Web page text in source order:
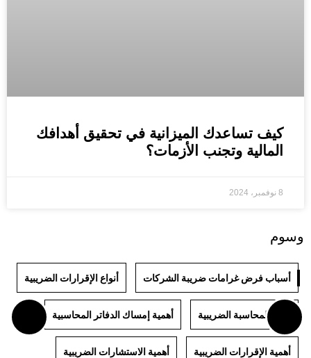
كيف تساعدك الميزانية في تحقيق أهدافك
المالية وتجنب الأزمات؟
8 نوفمبر، 2024
وسوم
أسباب فرض غرامات ضريبة الشركات أنواع الإقرارات الضريبية
أنواع المحاسبة الضريبية أهمية إمساك الدفاتر المحاسبية
أهمية الإقرارات الضريبية أهمية الاستشارات الضريبية